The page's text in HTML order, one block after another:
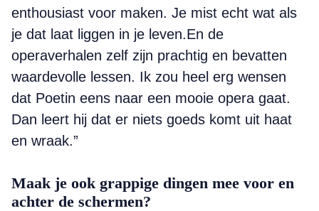
enthousiast voor maken. Je mist echt wat als
je dat laat liggen in je leven.En de
operaverhalen zelf zijn prachtig en bevatten
waardevolle lessen. Ik zou heel erg wensen
dat Poetin eens naar een mooie opera gaat.
Dan leert hij dat er niets goeds komt uit haat
en wraak.”
Maak je ook grappige dingen mee voor en
achter de schermen?